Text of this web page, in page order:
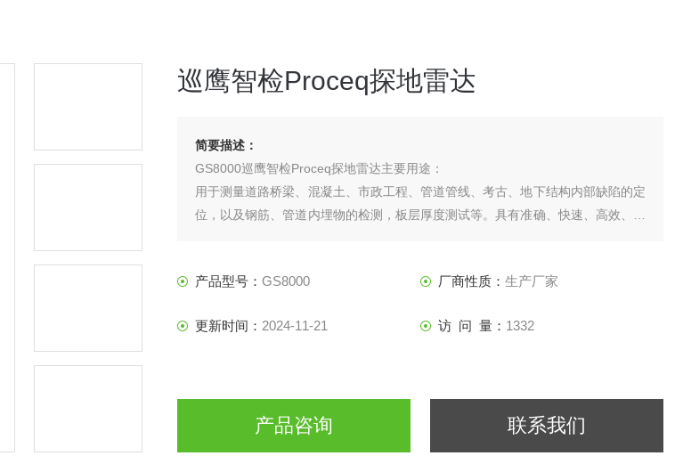
巡鹰智检Proceq探地雷达
简要描述：
GS8000巡鹰智检Proceq探地雷达主要用途：
用于测量道路桥梁、混凝土、市政工程、管道管线、考古、地下结构内部缺陷的定
位，以及钢筋、管道内埋物的检测，板层厚度测试等。具有准确、快速、高效、高
产品型号： GS8000 厂商性质： 生产厂家
更新时间： 2024-11-21 访 问 量： 1332
产品咨询 联系我们